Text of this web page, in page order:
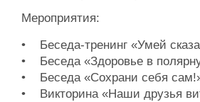
Мероприятия:
• Беседа-тренинг «Умей
• Беседа «Здоровье в
• Беседа «Сохрани себя
• Викторина «Наши друзья